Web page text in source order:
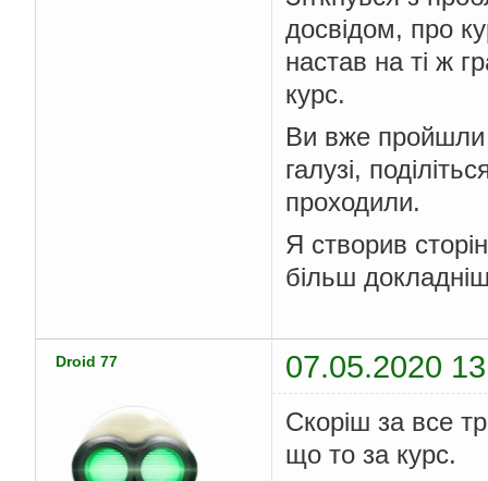
досвідом, про
настав на ті ж
курс.
Ви вже пройшли
галузі,
проходили.
Я створив
більш
Droid 77 07.05.2020
Скоріш за все
що то за курс.